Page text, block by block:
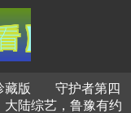
藏版
守护者第四
大陆综艺，鲁豫有约